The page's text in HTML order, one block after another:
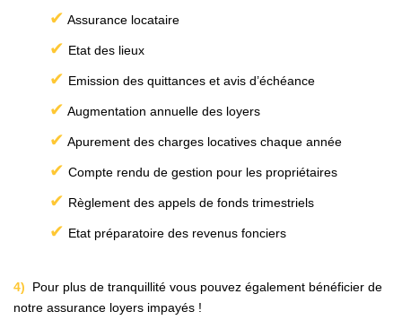
✔ Assurance locataire
✔ Etat des lieux
✔ Emission des quittances et avis d’échéance
✔ Augmentation annuelle des loyers
✔ Apurement des charges locatives chaque année
✔ Compte rendu de gestion pour les propriétaires
✔ Règlement des appels de fonds trimestriels
✔ Etat préparatoire des revenus fonciers
4)
Pour plus de tranquillité vous pouvez également bénéficier de
notre assurance loyers impayés !